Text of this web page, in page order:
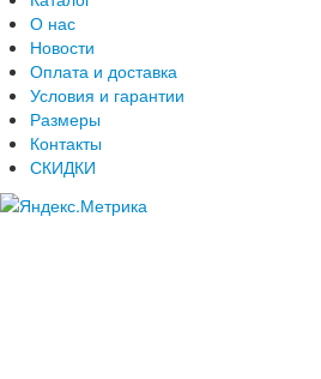
О нас
Новости
Оплата и доставка
Условия и гарантии
Размеры
Контакты
СКИДКИ